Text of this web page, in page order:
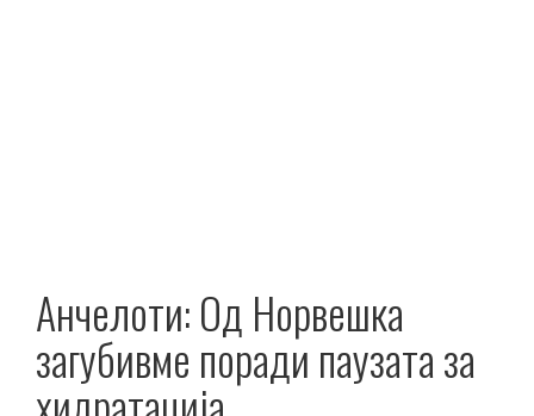
Анчелоти: Од Норвешка
загубивме поради паузата за